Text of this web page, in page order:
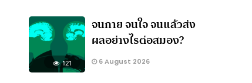
121
จนกาย จนใจ จนแล้วส่ง
ผลอย่างไรต่อสมอง?
6 August 2026